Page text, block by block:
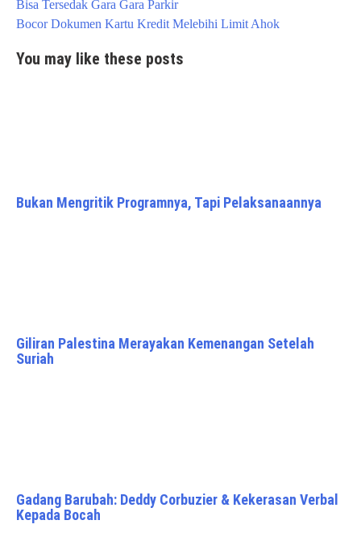
navigation
Bisa Tersedak Gara Gara Parkir
Bocor Dokumen Kartu Kredit Melebihi Limit Ahok
You may like these posts
Bukan Mengritik Programnya, Tapi Pelaksanaannya
Giliran Palestina Merayakan Kemenangan Setelah
Suriah
Gadang Barubah: Deddy Corbuzier & Kekerasan Verbal
Kepada Bocah